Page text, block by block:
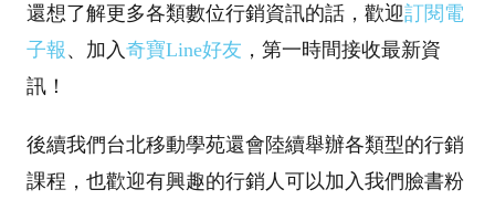
還想了解更多各類數位行銷資訊的話，歡迎訂閱電
子報 、加入 奇寶Line好友 ，第一時間接收最新資
訊！
後續我們台北移動學苑還會陸續舉辦各類型的行銷
課程，也歡迎有興趣的行銷人可以加入我們臉書粉